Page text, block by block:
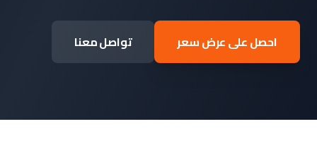
احصل على عرض سعر تواصل معنا